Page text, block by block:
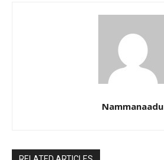
Nammanaadu